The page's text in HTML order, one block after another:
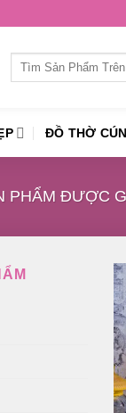
Tìm
ĐỒ THỜ
PHẨM ĐƯỢC